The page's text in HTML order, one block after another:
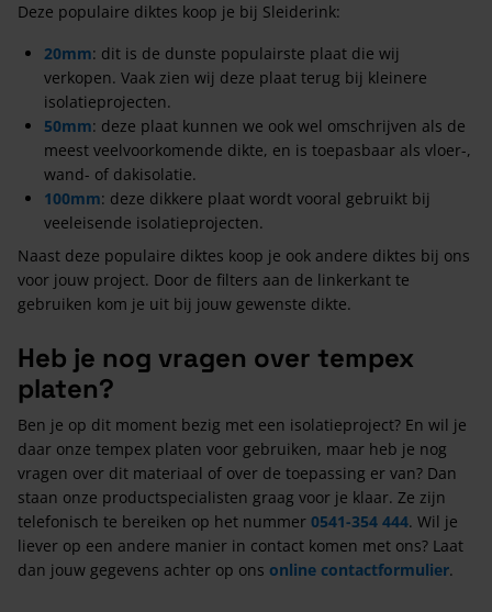
Deze populaire diktes koop je bij Sleiderink:
20mm: dit is de dunste populairste plaat die wij
verkopen. Vaak zien wij deze plaat terug bij kleinere
isolatieprojecten.
50mm: deze plaat kunnen we ook wel omschrijven als de
meest veelvoorkomende dikte, en is toepasbaar als vloer-,
wand- of dakisolatie.
100mm: deze dikkere plaat wordt vooral gebruikt bij
veeleisende isolatieprojecten.
Naast deze populaire diktes koop je ook andere diktes bij ons
voor jouw project. Door de filters aan de linkerkant te
gebruiken kom je uit bij jouw gewenste dikte.
Heb je nog vragen over tempex
platen?
Ben je op dit moment bezig met een isolatieproject? En wil je
daar onze tempex platen voor gebruiken, maar heb je nog
vragen over dit materiaal of over de toepassing er van? Dan
staan onze productspecialisten graag voor je klaar. Ze zijn
telefonisch te bereiken op het nummer 0541-354 444. Wil je
liever op een andere manier in contact komen met ons? Laat
dan jouw gegevens achter op ons online contactformulier.